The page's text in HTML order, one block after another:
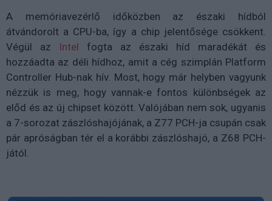
A memóriavezérlő időközben az északi hídból
átvándorolt a CPU-ba, így a chip jelentősége csökkent.
Végül az Intel fogta az északi híd maradékát és
hozzáadta az déli hídhoz, amit a cég szimplán Platform
Controller Hub-nak hív. Most, hogy már helyben vagyunk
nézzük is meg, hogy vannak-e fontos különbségek az
előd és az új chipset között. Valójában nem sok, ugyanis
a 7-sorozat zászlóshajójának, a Z77 PCH-ja csupán csak
pár apróságban tér el a korábbi zászlóshajó, a Z68 PCH-
jától.